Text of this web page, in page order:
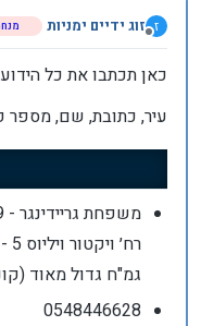
ז
מנותק
זוג ידיים ימניות
כאן תכתבו את כל
עיר, כתובת, שם, מספר
משפחת גריידינגר - 0548541149
רח׳ ויקטור ויליוס 5 - שכונת נוה יעקב
גמ"ח גדול מאוד
0548446628